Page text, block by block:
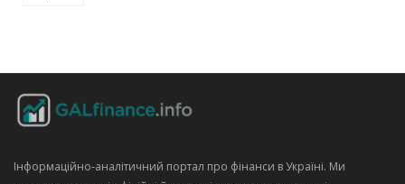
Інформаційно‑аналітичний портал про фінанси в Україні. Ми